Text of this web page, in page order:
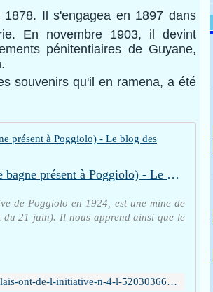
Il s'engagea en 1897 dans
En novembre 1903, il devint
pénitentiaires de Guyane,
souvenirs qu'il en ramena, a été
Les Poggiolais ont de l'initiative (n°4: le bagne présent à Poggiolo) - Le blog des Poggiolais
de Poggiolo en 1924, est une mine de
du 21 juin). Il nous apprend ainsi que le
http://poggiolo.over-blog.fr/article-les-poggiolais-ont-de-l-initiative-n-4-l-52030366.html